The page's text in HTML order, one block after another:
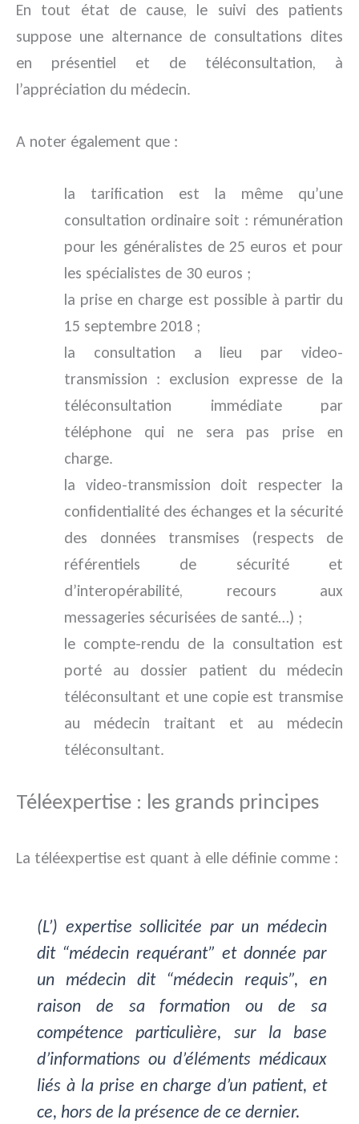
En tout état de cause, le suivi des patients
suppose une alternance de consultations dites
en présentiel et de téléconsultation, à
l’appréciation du médecin.
A noter également que :
la tarification est la même qu’une
consultation ordinaire soit : rémunération
pour les généralistes de 25 euros et pour
les spécialistes de 30 euros ;
la prise en charge est possible à partir du
15 septembre 2018 ;
la consultation a lieu par video-
transmission : exclusion expresse de la
téléconsultation immédiate par
téléphone qui ne sera pas prise en
charge.
la video-transmission doit respecter la
confidentialité des échanges et la sécurité
des données transmises (respects de
référentiels de sécurité et
d’interopérabilité, recours aux
messageries sécurisées de santé…) ;
le compte-rendu de la consultation est
porté au dossier patient du médecin
téléconsultant et une copie est transmise
au médecin traitant et au médecin
téléconsultant.
Téléexpertise : les grands principes
La téléexpertise est quant à elle définie comme :
(L’) expertise sollicitée par un médecin
dit “médecin requérant” et donnée par
un médecin dit “médecin requis”, en
raison de sa formation ou de sa
compétence particulière, sur la base
d’informations ou d’éléments médicaux
liés à la prise en charge d’un patient, et
ce, hors de la présence de ce dernier.